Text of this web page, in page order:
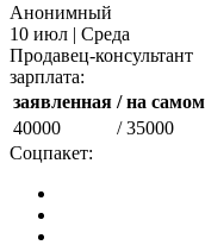
Анонимный
10 июл | Среда
Продавец-консультант
зарплата:
заявленная / на
40000
/ 35000
Соцпакет: